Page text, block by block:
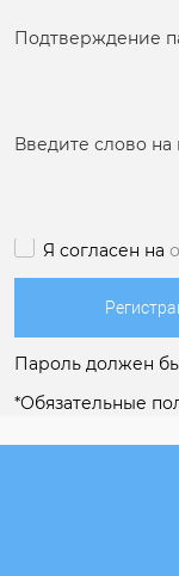
Подтверждение
Введите слово на
Я согласен на
Пароль должен
*Обязательные